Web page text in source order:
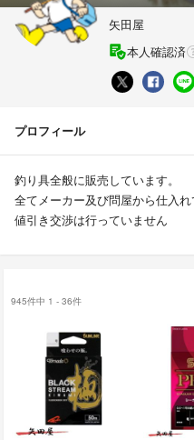
矢田屋
本人確認済
プロフィール
釣り具全般に販売しています。
全てメーカー及び問屋から仕入れ
値引き交渉は行っていません
945件中 1 - 36件